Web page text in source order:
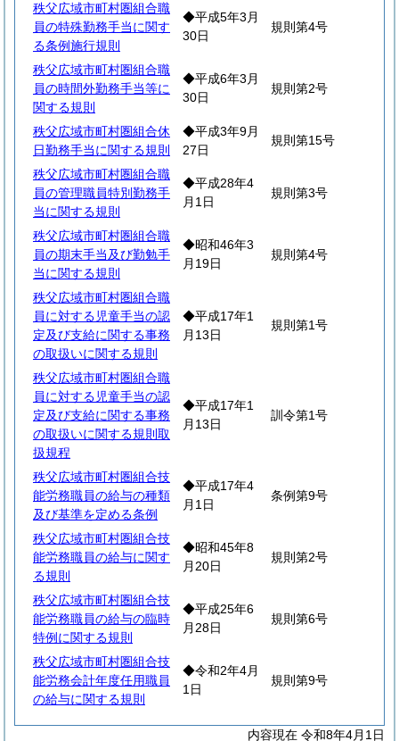
秩父広域市町村圏組合職
員の特殊勤務手当に関す
る条例施行規則
◆平成5年3月
30日
規則第4号
秩父広域市町村圏組合職
員の時間外勤務手当等に
関する規則
◆平成6年3月
30日
規則第2号
秩父広域市町村圏組合休
日勤務手当に関する規則
◆平成3年9月
27日
規則第15号
秩父広域市町村圏組合職
員の管理職員特別勤務手
当に関する規則
◆平成28年4
月1日
規則第3号
秩父広域市町村圏組合職
員の期末手当及び勤勉手
当に関する規則
◆昭和46年3
月19日
規則第4号
秩父広域市町村圏組合職
員に対する児童手当の認
定及び支給に関する事務
の取扱いに関する規則
◆平成17年1
月13日
規則第1号
秩父広域市町村圏組合職
員に対する児童手当の認
定及び支給に関する事務
の取扱いに関する規則取
扱規程
◆平成17年1
月13日
訓令第1号
秩父広域市町村圏組合技
能労務職員の給与の種類
及び基準を定める条例
◆平成17年4
月1日
条例第9号
秩父広域市町村圏組合技
能労務職員の給与に関す
る規則
◆昭和45年8
月20日
規則第2号
秩父広域市町村圏組合技
能労務職員の給与の臨時
特例に関する規則
◆平成25年6
月28日
規則第6号
秩父広域市町村圏組合技
能労務会計年度任用職員
の給与に関する規則
◆令和2年4月
1日
規則第9号
内容現在 令和8年4月1日